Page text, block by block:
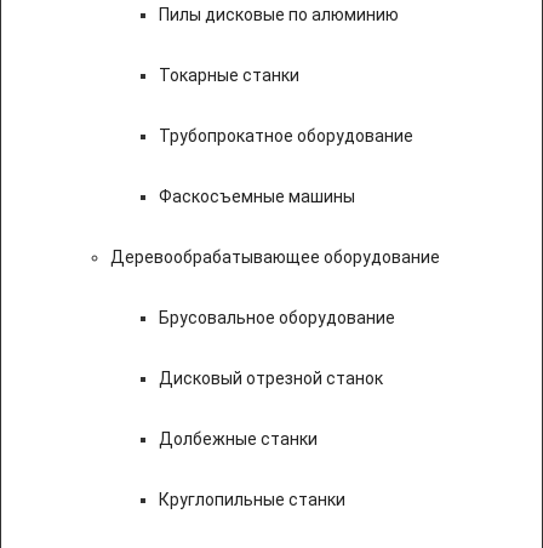
Пилы дисковые по алюминию
Токарные станки
Трубопрокатное оборудование
Фаскосъемные машины
Деревообрабатывающее оборудование
Брусовальное оборудование
Дисковый отрезной станок
Долбежные станки
Круглопильные станки